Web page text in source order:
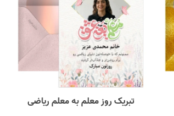
تبریک روز معلم به معلم ریاضی